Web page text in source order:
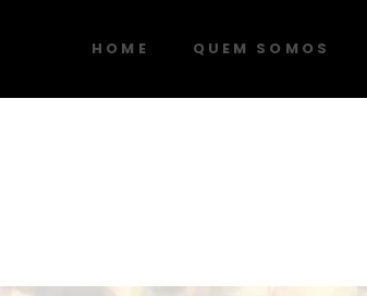
HOME QUEM SOMOS